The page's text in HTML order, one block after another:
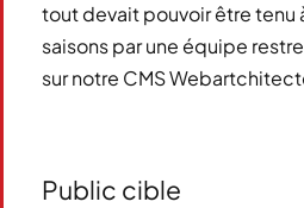
tout devait pouvoir être tenu
saisons par une équipe
sur notre CMS
Public cible